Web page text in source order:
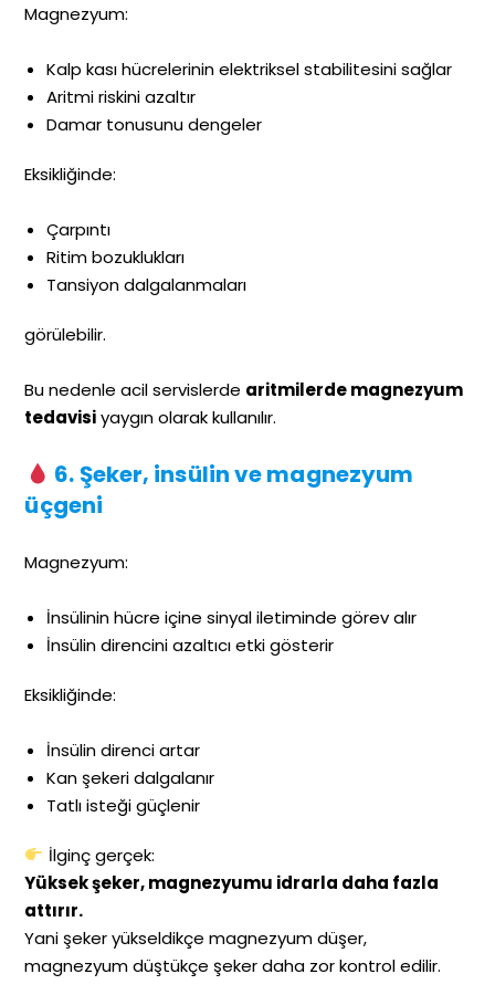
Magnezyum:
Kalp kası hücrelerinin elektriksel stabilitesini sağlar
Aritmi riskini azaltır
Damar tonusunu dengeler
Eksikliğinde:
Çarpıntı
Ritim bozuklukları
Tansiyon dalgalanmaları
görülebilir.
Bu nedenle acil servislerde aritmilerde magnezyum
tedavisiyaygın olarak kullanılır.
6. Şeker, insülin ve magnezyum
üçgeni
Magnezyum:
İnsülinin hücre içine sinyal iletiminde görev alır
İnsülin direncini azaltıcı etki gösterir
Eksikliğinde:
İnsülin direnci artar
Kan şekeri dalgalanır
Tatlı isteği güçlenir
İlginç gerçek:
Yüksek şeker, magnezyumu idrarla daha fazla
attırır.
Yani şeker yükseldikçe magnezyum düşer,
magnezyum düştükçe şeker daha zor kontrol edilir.